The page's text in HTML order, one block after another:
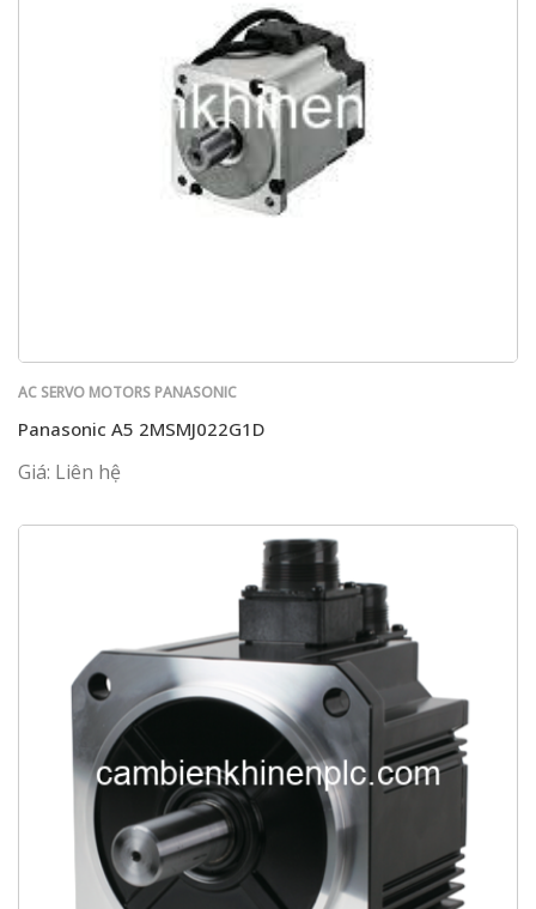
AC SERVO MOTORS PANASONIC
Panasonic A5 2MSMJ022G1D
Giá: Liên hệ